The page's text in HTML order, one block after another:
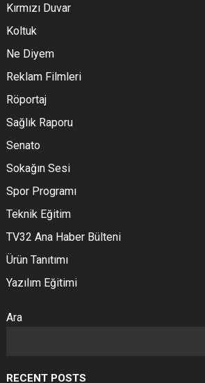
Kırmızı Duvar
Koltuk
Ne Diyem
Reklam Filmleri
Röportaj
Sağlık Raporu
Senato
Sokağın Sesi
Spor Programı
Teknik Eğitim
TV32 Ana Haber Bülteni
Ürün Tanıtımı
Yazılım Eğitimi
Ara
RECENT POSTS